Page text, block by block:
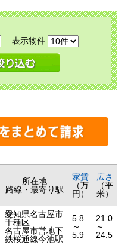
表示物件
所在地
路線・最寄り駅
家賃
（万
円）
広さ
（平
米）
愛知県名古屋市
千種区
名古屋市営地下
鉄桜通線今池駅
5.8
～
5.9
21.0
～
24.5